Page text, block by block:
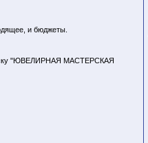
и бюджеты.
"ЮВЕЛИРНАЯ МАСТЕРСКАЯ